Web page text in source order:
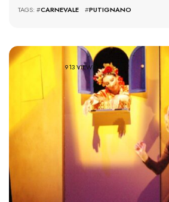
TAGS: #CARNEVALE #PUTIGNANO
913 VIEWS